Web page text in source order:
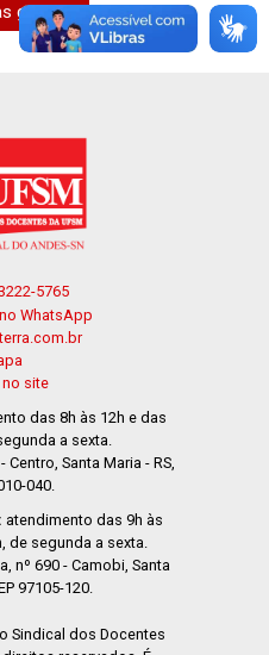
galerias
5765
WhatsApp
site
das 8h às 12h e das
a sexta.
Santa Maria - RS,
040.
atendimento das 9h às
de segunda a sexta.
nº 690 - Camobi, Santa
97105-120.
Sindical dos Docentes